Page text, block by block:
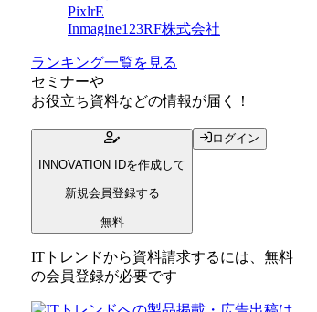
PixlrE
Inmagine123RF株式会社
ランキング一覧を見る
セミナーや
お役立ち資料などの情報が届く！
INNOVATION IDを作成して
新規会員登録する
無料
ログイン
ITトレンドから資料請求するには、無料
の会員登録が必要です